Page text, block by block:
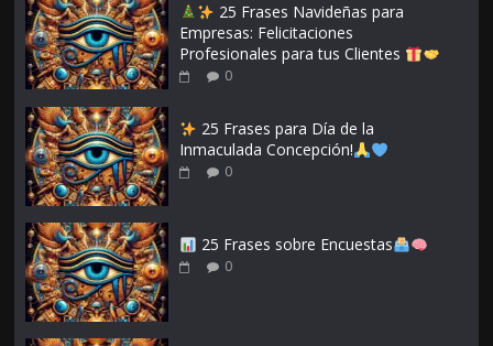
25 Frases Navideñas para
Empresas: Felicitaciones
Profesionales para tus Clientes
0
25 Frases para Día de la
Inmaculada Concepción!
0
25 Frases sobre Encuestas
0